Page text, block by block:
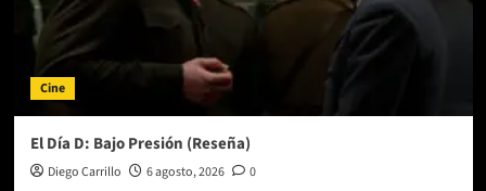
Cine
El Día D: Bajo Presión (Reseña)
Diego Carrillo 6 agosto, 2026 0